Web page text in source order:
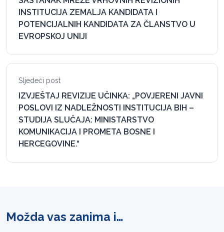
INSTITUCIJA ZEMALJA KANDIDATA I
POTENCIJALNIH KANDIDATA ZA ČLANSTVO U
EVROPSKOJ UNIJI
Sljedeći post
IZVJEŠTAJ REVIZIJE UČINKA: „POVJERENI JAVNI
POSLOVI IZ NADLEŽNOSTI INSTITUCIJA BIH –
STUDIJA SLUČAJA: MINISTARSTVO
KOMUNIKACIJA I PROMETA BOSNE I
HERCEGOVINE.“
Možda vas zanima i…